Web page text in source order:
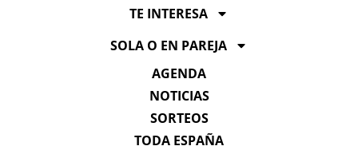
TE INTERESA
SOLA O EN PAREJA
AGENDA
NOTICIAS
SORTEOS
TODA ESPAÑA